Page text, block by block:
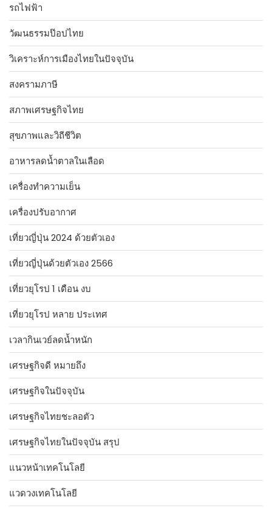
รถไฟฟ้า
วัฒนธรรมป๊อปไทย
วิเคราะห์การเมืองไทยในปัจจุบัน
สงครามภาษี
สภาพเศรษฐกิจไทย
สุขภาพและวิถีชีวิต
อาหารลดน้ำตาลในเลือด
เครื่องทำความเย็น
เครื่องปรับอากาศ
เที่ยวญี่ปุ่น 2024 ด้วยตัวเอง
เที่ยวญี่ปุ่นด้วยตัวเอง 2566
เที่ยวยุโรป 1 เดือน งบ
เที่ยวยุโรป หลาย ประเทศ
เวลากินเวย์ลดน้ำหนัก
เศรษฐกิจดี หมายถึง
เศรษฐกิจในปัจจุบัน
เศรษฐกิจไทยชะลอตัว
เศรษฐกิจไทยในปัจจุบัน สรุป
แนวหน้าเทคโนโลยี
แวดวงเทคโนโลยี